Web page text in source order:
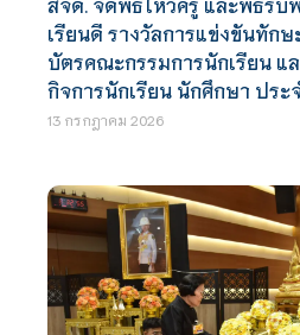
เรียนดี รางวัลการแข่งขันทัก
บัตรคณะกรรมการนักเรียน แ
กิจการนักเรียน นักศึกษา ปร
13 กรกฎาคม 2026